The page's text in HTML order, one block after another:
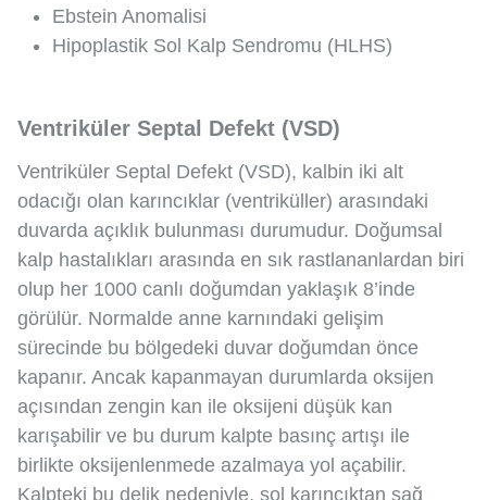
Ebstein Anomalisi
Hipoplastik Sol Kalp Sendromu (HLHS)
Ventriküler Septal Defekt (VSD)
Ventriküler Septal Defekt (VSD), kalbin iki alt
odacığı olan karıncıklar (ventriküller) arasındaki
duvarda açıklık bulunması durumudur. Doğumsal
kalp hastalıkları arasında en sık rastlananlardan biri
olup her 1000 canlı doğumdan yaklaşık 8’inde
görülür. Normalde anne karnındaki gelişim
sürecinde bu bölgedeki duvar doğumdan önce
kapanır. Ancak kapanmayan durumlarda oksijen
açısından zengin kan ile oksijeni düşük kan
karışabilir ve bu durum kalpte basınç artışı ile
birlikte oksijenlenmede azalmaya yol açabilir.
Kalpteki bu delik nedeniyle, sol karıncıktan sağ